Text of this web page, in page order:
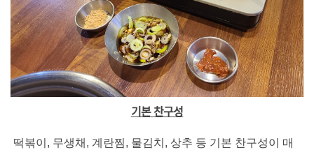
기본 찬구성
떡볶이, 무생채, 계란찜, 물김치, 상추 등 기본 찬구성이 매